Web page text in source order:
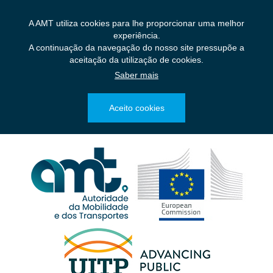
A AMT utiliza cookies para lhe proporcionar uma melhor
experiência.
A continuação da navegação do nosso site pressupõe a
aceitação da utilização de cookies.
Saber mais
Aceito cookies